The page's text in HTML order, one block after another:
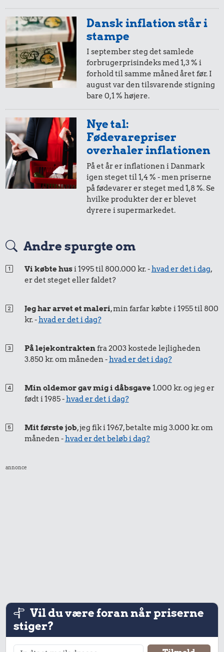
0,45 kr.
oksekød
0,35 kr.
200 g
chokolade
0,25 kr.
1,75 kr.
Snaps
2,12 kr.
Røget sild
0,19 kr.
1 liter mælk
Syltede
Dansk inflation står i
stampe
I september steg det samlede
forbrugerprisindeks med 1,3 % i
forhold til samme måned året før. I
august var den tilsvarende stigning
bare 0,1 % højere.
Nye tal:
Fødevarepriser
overhaler inflationen
På et år er inflationen i Danmark
igen steget til 1,4 % - men priserne
på fødevarer er steget med 1,8 %. Se
hvilke produkter der er blevet
dyrere i supermarkedet.
Andre spurgte om
Vi købte husi 1995 til 800.000 kr. -hvad er det i dag,
er det steget eller faldet?
Jeg har arvet et maleri, min farfar købte i 1955 til 800
kr. -hvad er det i dag?
På lejekontraktenfra 2003 kostede lejligheden
3.850 kr. om måneden -hvad er det i dag?
Min oldemor gav mig i dåbsgave1.000 kr. og jeg er
født i 1985 -hvad er det i dag?
Mit første job, jeg fik i 1967, betalte mig 3.000 kr. om
måneden -hvad er det beløb i dag?
annonce
Vil du være foran når priserne
stiger?